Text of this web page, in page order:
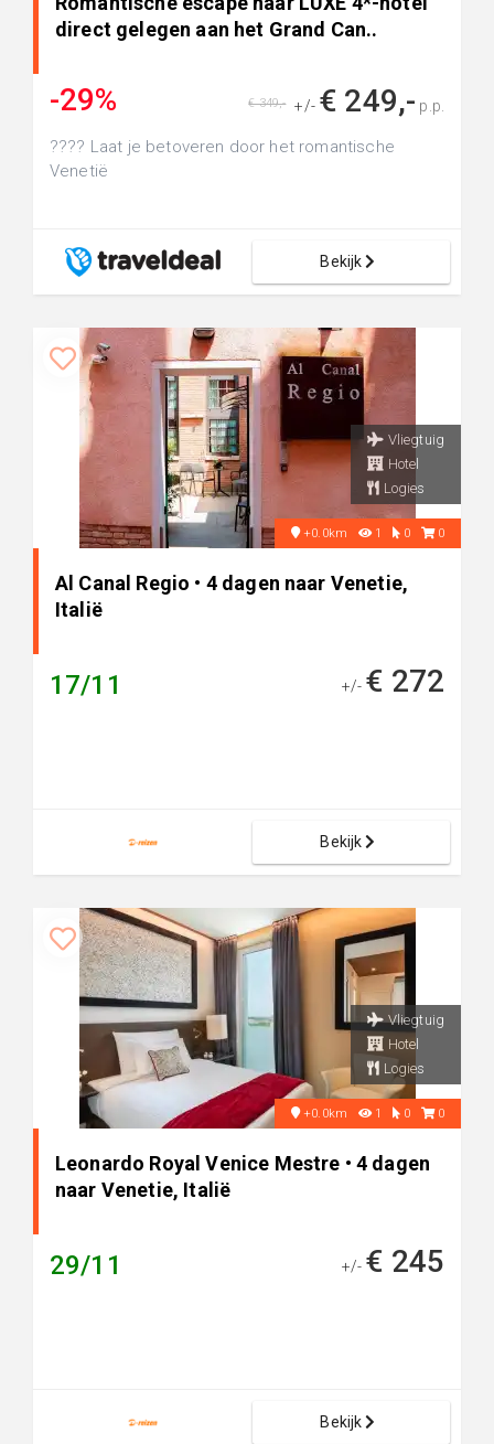
direct gelegen aan het Grand Can..
-29% +/- € 249,- p.p.
€ 349,-
???? Laat je betoveren door het romantische
Venetië
Bekijk
Vliegtuig
Hotel
Logies
+0.0km 1 0 0
Al Canal Regio • 4 dagen naar Venetie,
Italië
17/11 +/- € 272
Bekijk
Vliegtuig
Hotel
Logies
+0.0km 1 0 0
Leonardo Royal Venice Mestre • 4 dagen
naar Venetie, Italië
29/11 +/- € 245
Bekijk